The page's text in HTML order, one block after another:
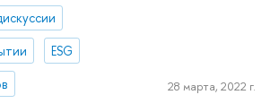
ESG
28 марта, 2022 г.